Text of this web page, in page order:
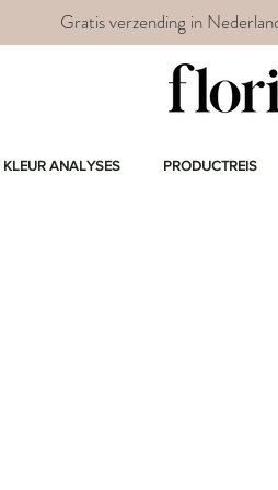
Gratis verzending in
KLEUR ANALYSES PRODUCTREIS